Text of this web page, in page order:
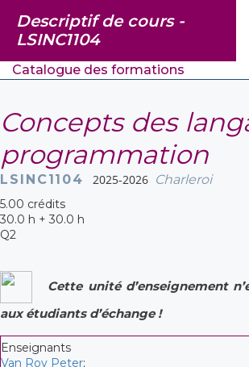
Descriptif de cours -
LSINC1104
Catalogue des formations
Concepts des
programmation
LSINC1104 2025-2026 Charleroi
5.00 crédits
30.0 h + 30.0 h
Q2
Cette unité d’enseignement
aux étudiants d’échange !
Enseignants
Van Roy Peter;